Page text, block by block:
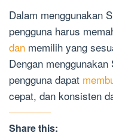
Dalam menggunakan
pengguna harus
dan memilih yang
Dengan
pengguna dapat
cepat, dan konsisten
Share this: